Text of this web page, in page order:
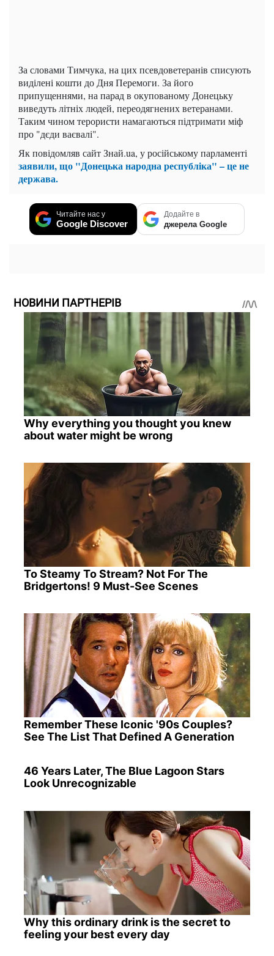
За словами Тимчука, на цих псевдоветеранів списують
виділені кошти до Дня Перемоги. За його
припущеннями, на парад в окупованому Донецьку
виведуть літніх людей, переодягнених ветеранами.
Таким чином терористи намагаються підтримати міф
про "дєди ваєвалі".
Як повідомляв сайт Знай.ua, у російському парламенті
заявили, що "Донецька народна республіка" – це не
держава.
Читайте нас у
Google Discover
Додайте в
джерела Google
НОВИНИ ПАРТНЕРІВ
Why everything you thought you knew
about water might be wrong
To Steamy To Stream? Not For The
Bridgertons! 9 Must-See Scenes
Remember These Iconic '90s Couples?
See The List That Defined A Generation
46 Years Later, The Blue Lagoon Stars
Look Unrecognizable
Why this ordinary drink is the secret to
feeling your best every day